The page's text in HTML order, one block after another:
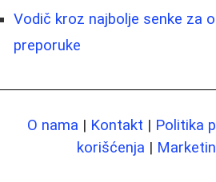
Vodič kroz najbolje senke za
preporuke
O nama | Kontakt | Politika
korišćenja |